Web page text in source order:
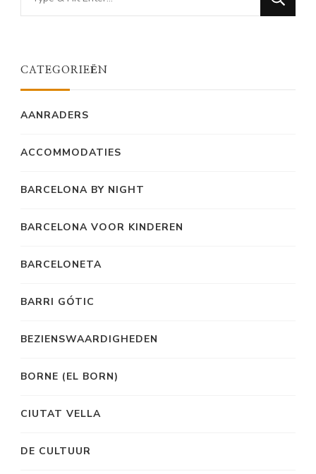
for
CATEGORIEËN
AANRADERS
ACCOMMODATIES
BARCELONA BY NIGHT
BARCELONA VOOR KINDEREN
BARCELONETA
BARRI GÓTIC
BEZIENSWAARDIGHEDEN
BORNE (EL BORN)
CIUTAT VELLA
DE CULTUUR